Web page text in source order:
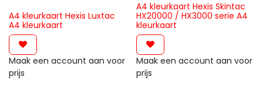
A4 kleurkaart Hexis Luxtac
A4 kleurkaart
Maak een account aan voor
prijs
A4 kleurkaart Hexis Skintac
HX20000 / HX3000 serie A4
kleurkaart
Maak een account aan voor
prijs